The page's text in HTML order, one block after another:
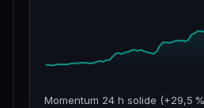
Momentum 24 h solide (+29,5